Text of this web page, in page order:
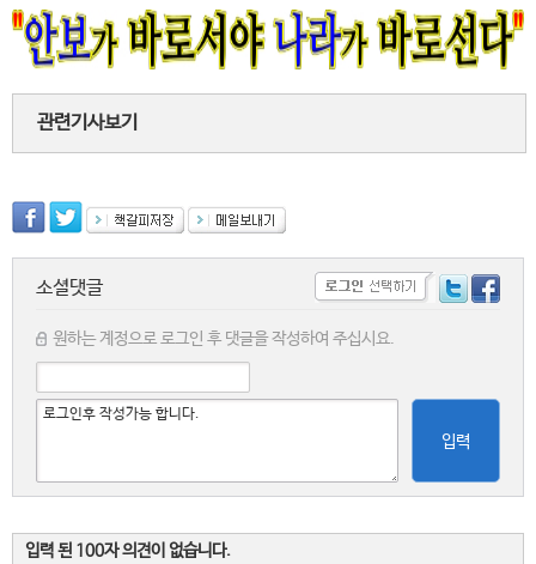
관련기사보기
소셜댓글
원하는 계정으로 로그인 후 댓글을 작성하여 주십시요.
입력
입력 된 100자 의견이 없습니다.